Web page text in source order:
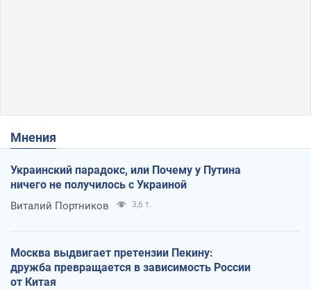
Мнения
Украинский парадокс, или Почему у Путина
ничего не получилось с Украиной
Виталий Портников 3,6 т.
Москва выдвигает претензии Пекину:
дружба превращается в зависимость России
от Китая